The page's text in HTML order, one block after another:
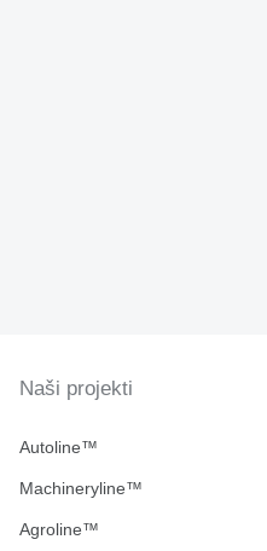
Naši projekti
Autoline™
Machineryline™
Agroline™